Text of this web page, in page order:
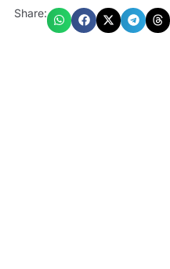
Share: